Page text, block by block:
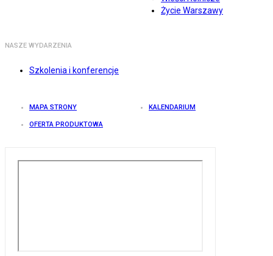
Życie Warszawy
NASZE WYDARZENIA
Szkolenia i konferencje
MAPA STRONY KALENDARIUM
OFERTA PRODUKTOWA